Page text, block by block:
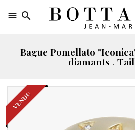
 
Bague Pomellato
diamants .
VENDU